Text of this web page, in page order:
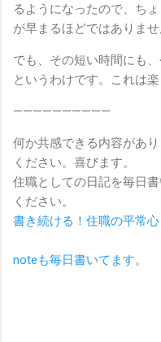
るようになったので、ち
が早まるほどではありませ
でも、その短い時間にも
というわけです。これは楽
——————————
何か共感できる内容があ
ください。喜びます。
住職としての日記を毎日
ください。
書き続ける！住職の平常
noteも毎日書いてます。